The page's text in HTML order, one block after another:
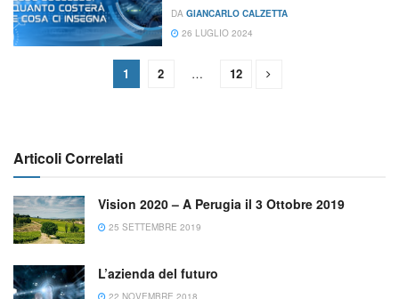
DA GIANCARLO CALZETTA
26 LUGLIO 2024
1 2 … 12
Articoli Correlati
Vision 2020 – A Perugia il 3 Ottobre 2019
25 SETTEMBRE 2019
L’azienda del futuro
22 NOVEMBRE 2018